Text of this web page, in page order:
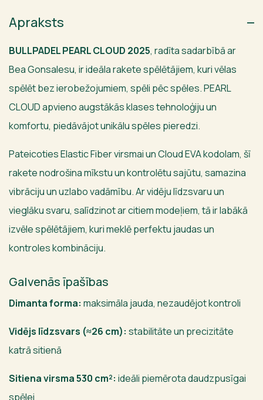
Apraksts
BULLPADEL PEARL CLOUD 2025, radīta sadarbībā ar
Bea Gonsalesu, ir ideāla rakete spēlētājiem, kuri vēlas
spēlēt bez ierobežojumiem, spēli pēc spēles. PEARL
CLOUD apvieno augstākās klases tehnoloģiju un
komfortu, piedāvājot unikālu spēles pieredzi.
Pateicoties Elastic Fiber virsmai un Cloud EVA kodolam, šī
rakete nodrošina mīkstu un kontrolētu sajūtu, samazina
vibrāciju un uzlabo vadāmību. Ar vidēju līdzsvaru un
vieglāku svaru, salīdzinot ar citiem modeļiem, tā ir labākā
izvēle spēlētājiem, kuri meklē perfektu jaudas un
kontroles kombināciju.
Galvenās īpašības
Dimanta forma: maksimāla jauda, nezaudējot kontroli
Vidējs līdzsvars (≈26 cm): stabilitāte un precizitāte
katrā sitienā
Sitiena virsma 530 cm²: ideāli piemērota daudzpusīgai
spēlei